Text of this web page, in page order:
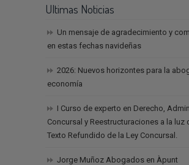
Ultimas Noticias
Un mensaje de agradecimiento y
en estas fechas navideñas
2026: Nuevos horizontes para la
economía
I Curso de experto en Derecho,
Concursal y Reestructuraciones a la luz
Texto Refundido de la Ley Concursal.
Jorge Muñoz Abogados en Àpunt